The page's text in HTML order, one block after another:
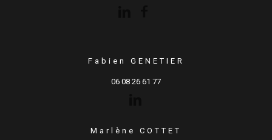
Fabien GENETIER
06 08 26 61 77
Marlène COTTET